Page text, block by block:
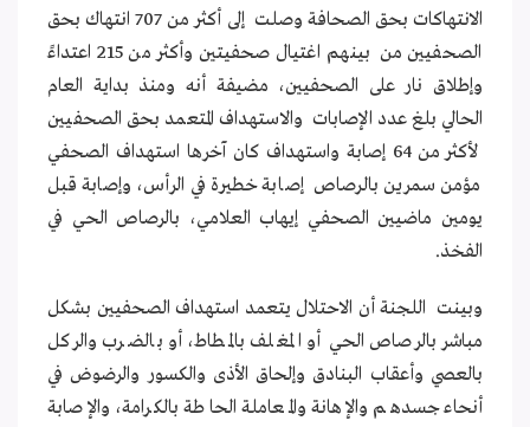
الانتهاكات بحق الصحافة وصلت إلى أكثر من 707 انتهاك بحق
الصحفيين من بينهم اغتيال صحفيتين وأكثر من 215 اعتداءً
وإطلاق نار على الصحفيين، مضيفة أنه ومنذ بداية العام
الحالي بلغ عدد الإصابات والاستهداف المتعمد بحق الصحفيين
لأكثر من 64 إصابة واستهداف كان آخرها استهداف الصحفي
مؤمن سمرين بالرصاص إصابة خطيرة في الرأس، وإصابة قبل
يومين ماضيين الصحفي إيهاب العلامي، بالرصاص الحي في
الفخذ.
وبينت اللجنة أن الاحتلال يتعمد استهداف الصحفيين بشكل
مباشر بالرصاص الحي أو المغلف بالمطاط، أو بالضرب والركل
بالعصي وأعقاب البنادق وإلحاق الأذى والكسور والرضوض في
أنحاء جسدهم والإهانة والمعاملة الحاطة بالكرامة، والإصابة